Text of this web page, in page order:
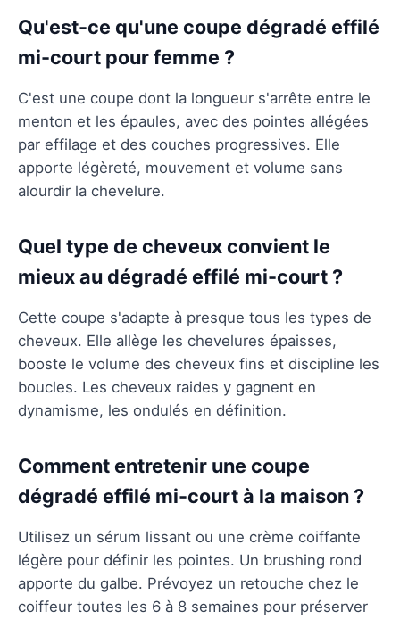
Qu'est-ce qu'une coupe dégradé effilé
mi-court pour femme ?
C'est une coupe dont la longueur s'arrête entre le
menton et les épaules, avec des pointes allégées
par effilage et des couches progressives. Elle
apporte légèreté, mouvement et volume sans
alourdir la chevelure.
Quel type de cheveux convient le
mieux au dégradé effilé mi-court ?
Cette coupe s'adapte à presque tous les types de
cheveux. Elle allège les chevelures épaisses,
booste le volume des cheveux fins et discipline les
boucles. Les cheveux raides y gagnent en
dynamisme, les ondulés en définition.
Comment entretenir une coupe
dégradé effilé mi-court à la maison ?
Utilisez un sérum lissant ou une crème coiffante
légère pour définir les pointes. Un brushing rond
apporte du galbe. Prévoyez un retouche chez le
coiffeur toutes les 6 à 8 semaines pour préserver